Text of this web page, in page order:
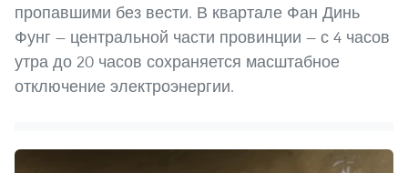
пропавшими без вести. В квартале Фан Динь
Фунг — центральной части провинции — с 4 часов
утра до 20 часов сохраняется масштабное
отключение электроэнергии.